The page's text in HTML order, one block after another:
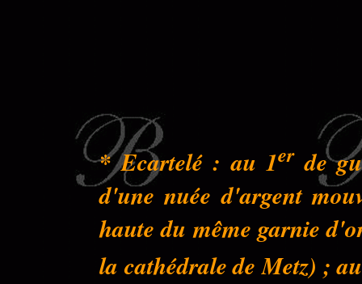
* Ecartelé : au 1erde
d'une nuée d'argent
haute du même garnie
la cathédrale de Metz) ;